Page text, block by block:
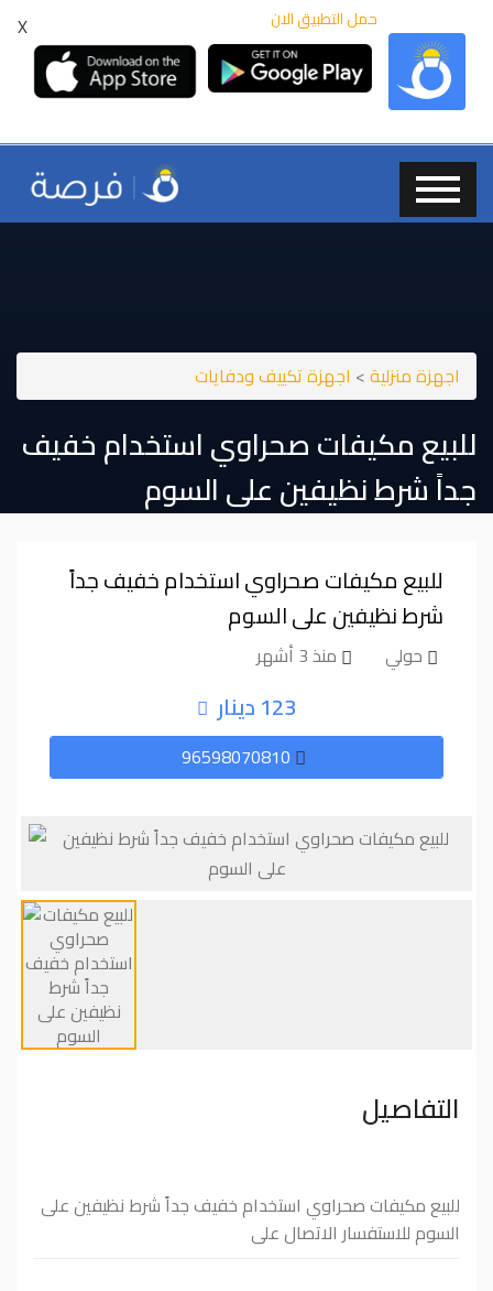
X حمل التطبيق الان
اجهزة منزلية> اجهزة تكييف ودفايات
للبيع مكيفات صحراوي استخدام خفيف
جداً شرط نظيفين على السوم
للبيع مكيفات صحراوي استخدام خفيف جداً
شرط نظيفين على السوم
حولي منذ 3 أشهر
123 دينار
التفاصيل
للبيع مكيفات صحراوي استخدام خفيف جداً شرط نظيفين على
السوم للاستفسار الاتصال على